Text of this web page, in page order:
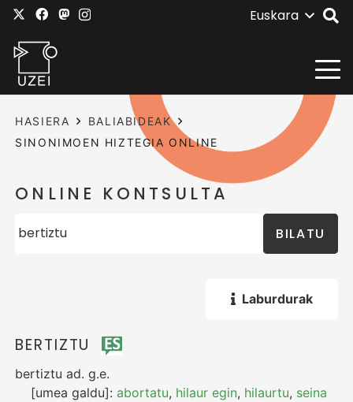
Euskara
HASIERA
BALIABIDEAK
SINONIMOEN HIZTEGIA ONLINE
ONLINE KONTSULTA
BILATU
Laburdurak
BERTIZTU
bertiztu ad. g.e.
[umea galdu]:abortatu, hilaur egin, hilaurtu, seina